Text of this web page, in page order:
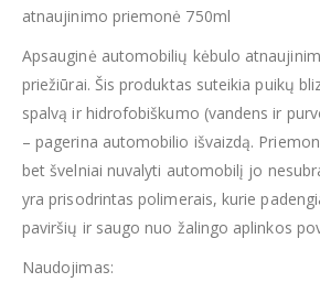
atnaujinimo priemonė 750ml
Apsauginė automobilių kėbulo
priežiūrai. Šis produktas suteikia puikų
spalvą ir hidrofobiškumo (vandens ir
– pagerina automobilio išvaizdą.
bet švelniai nuvalyti automobilį jo
yra prisodrintas polimerais, kurie
paviršių ir saugo nuo žalingo aplinkos
Naudojimas: